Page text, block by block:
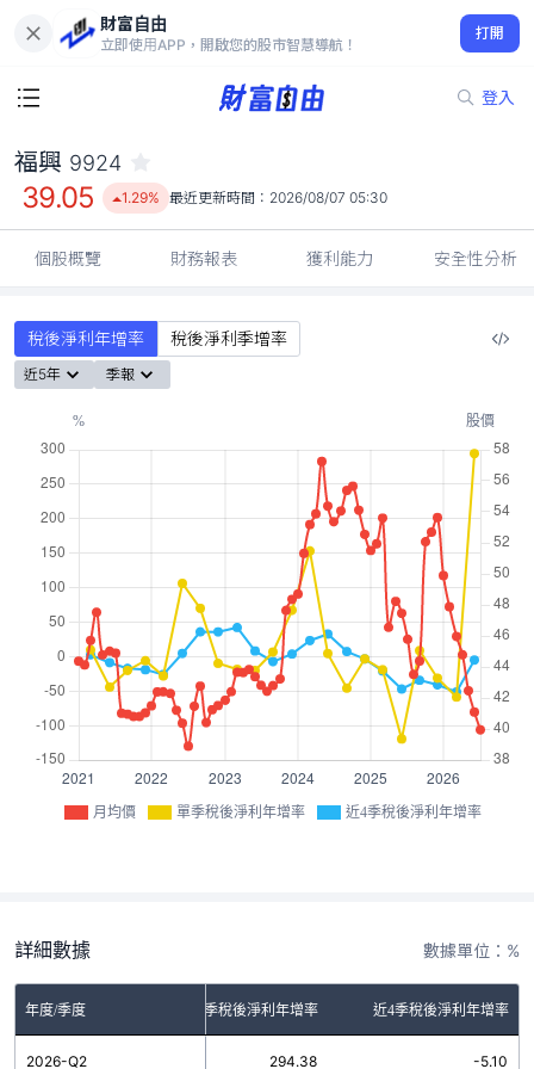
財富自由
立即使用APP，開啟您的股市智慧導航！
打開
登入
39.05
1.29%
福興 9924
39.05 1.29% 最近更新時間： 2026/08/07 05:30
個股概覽 財務報表 獲利能力 安全性分析
稅後淨利年增率 稅後淨利季增率
近5年 季報
月均價 單季稅後淨利年增率 近4季稅後淨利年增率
詳細數據 數據單位：%
年度/季度 單季稅後淨利年增率 近4季稅後淨利年增率
2026-Q2 294.38 -5.10